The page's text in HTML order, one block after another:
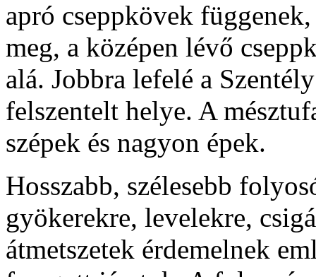
apró cseppkövek
meg, a középen lévő
alá. Jobbra lefelé a
felszentelt helye. A
szépek és nagyon épek.
Hosszabb, szélesebb
gyökerekre, levelekre,
átmetszetek érdemelnek